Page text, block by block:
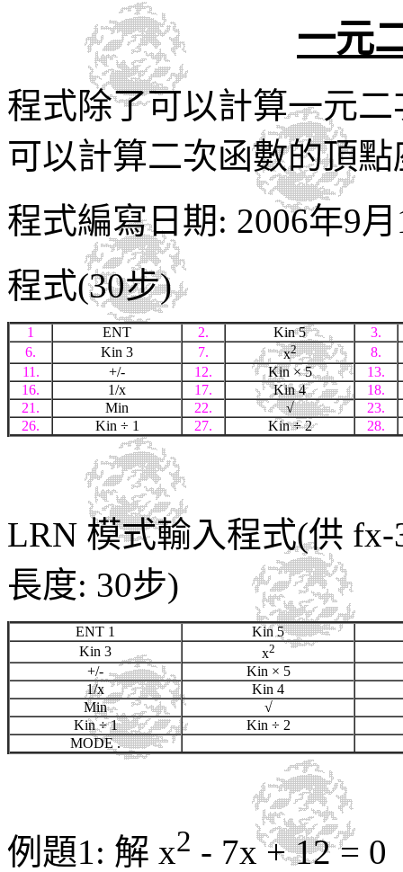
一元
程式除了可以計算一元
可以計算二次函數的頂點
程式編寫日期: 2006年9
程式(30步)
1 ENT 2. Kin 5
3.
6.
Kin 3 7. x2
8.
11.
+/- 12. Kin × 5
13.
16.
1/x 17. Kin 4
18.
21.
Min 22. √
23.
26.
Kin ÷ 1 27. Kin÷ 2 28.
LRN 模式輸入程式(供
長度: 30步)
ENT 1
Kin 5
Kin 3
x2
+/- Kin × 5
1/x
Kin 4
Min
√
Kin÷ 1 Kin ÷ 2
MODE .
例題1: 解 x2 - 7x + 12 = 0